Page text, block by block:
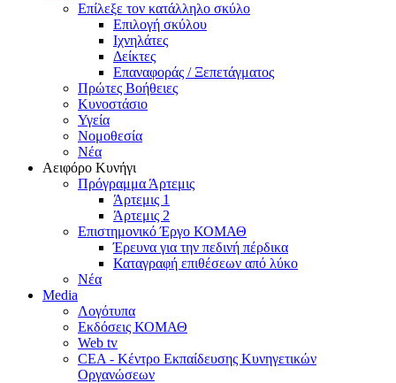
Επίλεξε τον κατάλληλο σκύλο
Επιλογή σκύλου
Ιχνηλάτες
Δείκτες
Επαναφοράς / Ξεπετάγματος
Πρώτες Βοήθειες
Κυνοστάσιο
Υγεία
Νομοθεσία
Νέα
Αειφόρο Κυνήγι
Πρόγραμμα Άρτεμις
Άρτεμις 1
Άρτεμις 2
Επιστημονικό Έργο ΚΟΜΑΘ
Έρευνα για την πεδινή πέρδικα
Καταγραφή επιθέσεων από λύκο
Νέα
Media
Λογότυπα
Εκδόσεις ΚΟΜΑΘ
Web tv
CEA - Κέντρο Εκπαίδευσης Κυνηγετικών
Οργανώσεων